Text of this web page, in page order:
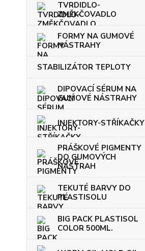
TVRDIDLO-
ZMĚKČOVADLO
FORMY NA GUMOVÉ
NÁSTRAHY
STABILIZÁTOR TEPLOTY
DIPOVACÍ SÉRUM NA
GUMOVÉ NÁSTRAHY
INJEKTORY-STŘÍKAČKY
PRÁŠKOVÉ PIGMENTY
DO GUMOVÝCH
NÁSTRAH
TEKUTÉ BARVY DO
PLASTISOLU
BIG PACK PLASTISOL
COLOR 500ML.